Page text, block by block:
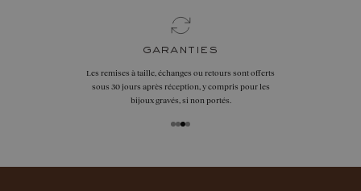
garanties
Les remises à taille, échanges ou retours sont offerts
sous 30 jours après réception, y compris pour les
bijoux gravés, si non portés.